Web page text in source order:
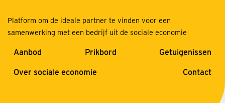
Platform om de ideale partner te vinden voor een
samenwerking met een bedrijf uit de sociale economie
Aanbod Prikbord Getuigenissen
Over sociale economie Contact